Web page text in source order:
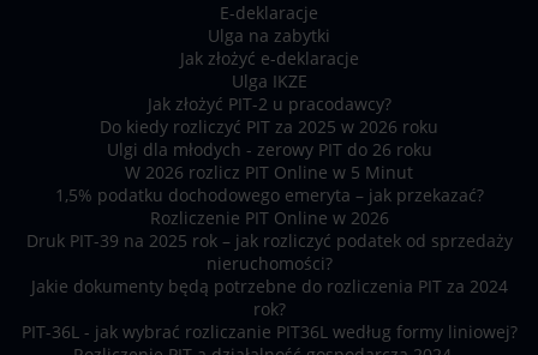
E-deklaracje
Ulga na zabytki
Jak złożyć e-deklaracje
Ulga IKZE
Jak złożyć PIT-2 u pracodawcy?
Do kiedy rozliczyć PIT za 2025 w 2026 roku
Ulgi dla młodych - zerowy PIT do 26 roku
W 2026 rozlicz PIT Online w 5 Minut
1,5% podatku dochodowego emeryta – jak przekazać?
Rozliczenie PIT Online w 2026
Druk PIT-39 na 2025 rok – jak rozliczyć podatek od sprzedaży
nieruchomości?
Jakie dokumenty będą potrzebne do rozliczenia PIT za 2024
rok?
PIT-36L - jak wybrać rozliczanie PIT36L według formy liniowej?